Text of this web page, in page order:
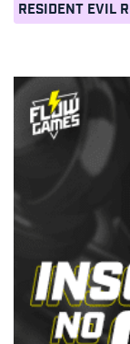
RESIDENT EVIL